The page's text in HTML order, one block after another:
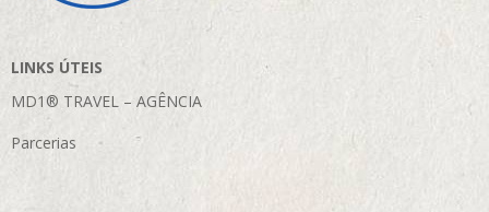
LINKS ÚTEIS
MD1® TRAVEL – AGÊNCIA
Parcerias